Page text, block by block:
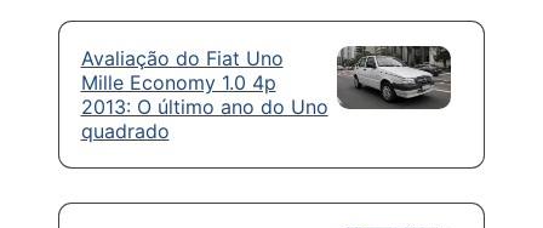
Avaliação do Fiat Uno
Mille Economy 1.0 4p
2013: O último ano do Uno
quadrado